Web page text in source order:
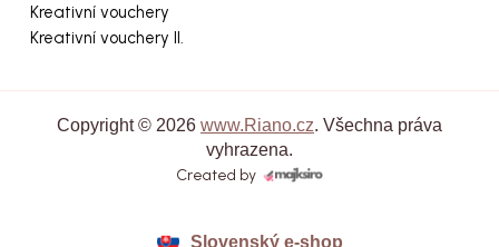
Kreativní vouchery
Kreativní vouchery II.
Copyright © 2026 www.Riano.cz. Všechna práva
vyhrazena.
Created by
Slovenský e-shop